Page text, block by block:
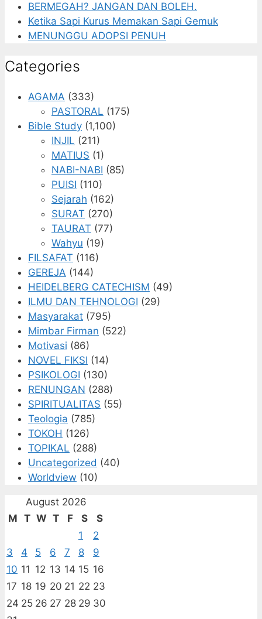
BERMEGAH? JANGAN DAN BOLEH.
Ketika Sapi Kurus Memakan Sapi Gemuk
MENUNGGU ADOPSI PENUH
Categories
AGAMA (333)
PASTORAL (175)
Bible Study (1,100)
INJIL (211)
MATIUS (1)
NABI-NABI (85)
PUISI (110)
Sejarah (162)
SURAT (270)
TAURAT (77)
Wahyu (19)
FILSAFAT (116)
GEREJA (144)
HEIDELBERG CATECHISM (49)
ILMU DAN TEHNOLOGI (29)
Masyarakat (795)
Mimbar Firman (522)
Motivasi (86)
NOVEL FIKSI (14)
PSIKOLOGI (130)
RENUNGAN (288)
SPIRITUALITAS (55)
Teologia (785)
TOKOH (126)
TOPIKAL (288)
Uncategorized (40)
Worldview (10)
August 2026
M T W T F S
S
1
2
3
4 5 6 7 8
9
10 11 12 13 14 15 16
17 18 19 20 21 22 23
24 25 26 27 28 29 30